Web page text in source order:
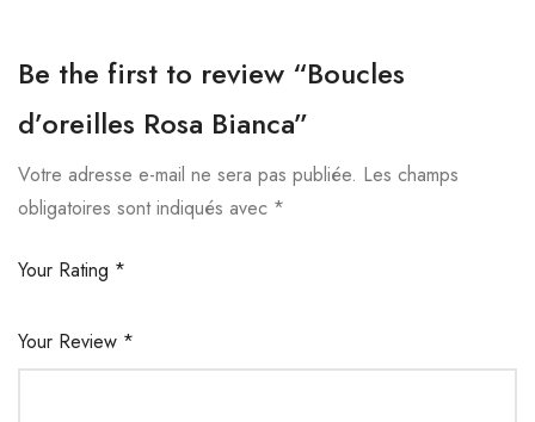
Be the first to review “Boucles
d’oreilles Rosa Bianca”
Votre adresse e-mail ne sera pas publiée. Les champs
obligatoires sont indiqués avec *
Your Rating *
Your Review *